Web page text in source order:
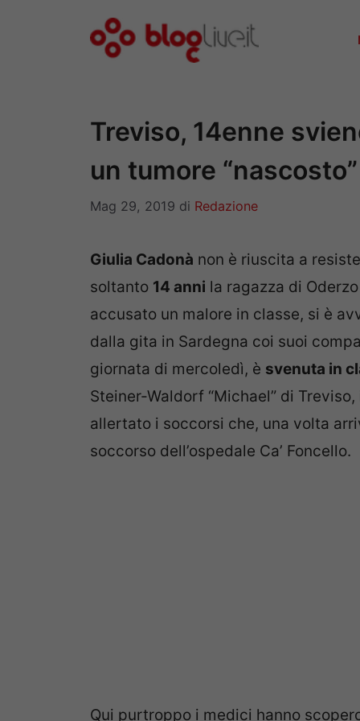
Treviso, 14enne
un tumore “nascosto”
Mag 29, 2019 di Redazione
Giulia Cadonà non è riuscita a
soltanto 14 anni la ragazza di
accusato un malore in classe, si è
dalla gita in Sardegna coi suoi
giornata di mercoledì, è svenuta in
Steiner-Waldorf “Michael” di
allertato i soccorsi che, una volta
soccorso dell’ospedale Ca’ Foncello.
Qui purtroppo i medici hanno